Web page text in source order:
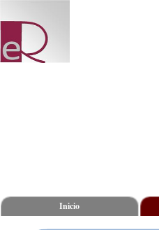
Inicio